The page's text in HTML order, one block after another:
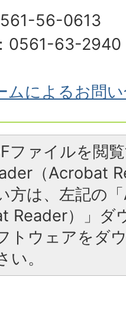
56-0613
0561-63-2940
ムによるお問
ファイルを閲
（Acrobat
方は、左記の
Reader）」ダ
トウェアをダ
い。